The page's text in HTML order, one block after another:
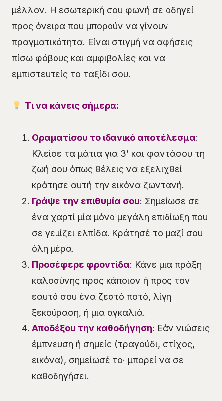
μέλλον. Η εσωτερική σου φωνή σε οδηγεί
προς όνειρα που μπορούν να γίνουν
πραγματικότητα. Είναι στιγμή να αφήσεις
πίσω φόβους και αμφιβολίες και να
εμπιστευτείς το ταξίδι σου.
Τι να κάνεις σήμερα:
Οραματίσου το ιδανικό αποτέλεσμα:
Κλείσε τα μάτια για 3’ και φαντάσου τη
ζωή σου όπως θέλεις να εξελιχθεί
κράτησε αυτή την εικόνα ζωντανή.
Γράψε την επιθυμία σου: Σημείωσε σε
ένα χαρτί μία μόνο μεγάλη επιδίωξη που
σε γεμίζει ελπίδα. Κράτησέ το μαζί σου
όλη μέρα.
Προσέφερε φροντίδα: Κάνε μια πράξη
καλοσύνης προς κάποιον ή προς τον
εαυτό σου ένα ζεστό ποτό, λίγη
ξεκούραση, ή μια αγκαλιά.
Αποδέξου την καθοδήγηση: Εάν νιώσεις
έμπνευση ή σημείο (τραγούδι, στίχος,
εικόνα), σημείωσέ το· μπορεί να σε
καθοδηγήσει.